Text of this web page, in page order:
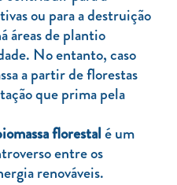
ou para a destruição
áreas de plantio
No entanto, caso
a partir de florestas
que prima pela
florestalé um
entre os
renováveis.